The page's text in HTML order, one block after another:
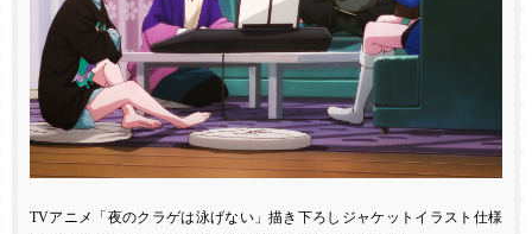
TVアニメ「夜のクラゲは泳げない」描き下ろしジャケットイラスト仕様